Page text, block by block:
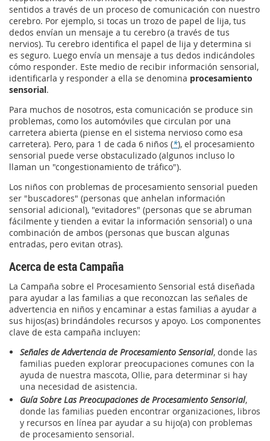
sentidos a través de un proceso de comunicación con nuestro
cerebro. Por ejemplo, si tocas un trozo de papel de lija, tus
dedos envían un mensaje a tu cerebro (a través de tus
nervios). Tu cerebro identifica el papel de lija y determina si
es seguro. Luego envía un mensaje a tus dedos indicándoles
cómo responder. Este medio de recibir información sensorial,
identificarla y responder a ella se denomina procesamiento
sensorial.
Para muchos de nosotros, esta comunicación se produce sin
problemas, como los automóviles que circulan por una
carretera abierta (piense en el sistema nervioso como esa
carretera). Pero, para 1 de cada 6 niños (*), el procesamiento
sensorial puede verse obstaculizado (algunos incluso lo
llaman un "congestionamiento de tráfico").
Los niños con problemas de procesamiento sensorial pueden
ser "buscadores" (personas que anhelan información
sensorial adicional), "evitadores" (personas que se abruman
fácilmente y tienden a evitar la información sensorial) o una
combinación de ambos (personas que buscan algunas
entradas, pero evitan otras).
Acerca de esta Campaña
La Campaña sobre el Procesamiento Sensorial está diseñada
para ayudar a las familias a que reconozcan las señales de
advertencia en niños y encaminar a estas familias a ayudar a
sus hijos(as) brindándoles recursos y apoyo. Los componentes
clave de esta campaña incluyen:
Señales de Advertencia de Procesamiento Sensorial, donde las
familias pueden explorar preocupaciones comunes con la
ayuda de nuestra mascota, Ollie, para determinar si hay
una necesidad de asistencia.
Guía Sobre Las Preocupaciones de Procesamiento Sensorial,
donde las familias pueden encontrar organizaciones, libros
y recursos en línea par ayudar a su hijo(a) con problemas
de procesamiento sensorial.